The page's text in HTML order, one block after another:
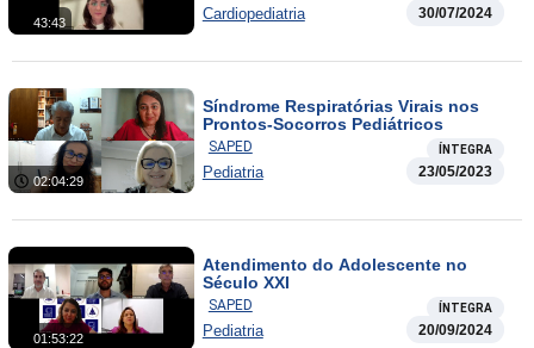
43:43 Cardiopediatria 30/07/2024
02:04:29
Síndrome Respiratórias Virais nos
Prontos-Socorros Pediátricos
SAPED ÍNTEGRA
Pediatria 23/05/2023
01:53:22
Atendimento do Adolescente no
Século XXI
SAPED ÍNTEGRA
Pediatria 20/09/2024